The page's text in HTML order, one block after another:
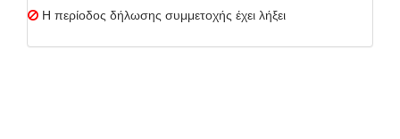
Η περίοδος δήλωσης συμμετοχής έχει λήξει